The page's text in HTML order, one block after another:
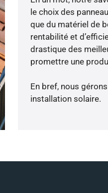
le choix des
que du matériel de
rentabilité et
drastique des
promettre une
En bref, nous
installation solaire.